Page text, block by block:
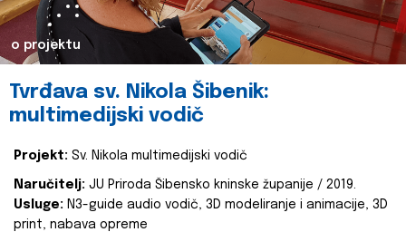
o projektu
Tvrđava sv. Nikola Šibenik:
multimedijski vodič
Projekt: Sv. Nikola multimedijski vodič
Naručitelj: JU Priroda Šibensko kninske županije / 2019.
Usluge: N3-guide audio vodič, 3D modeliranje i animacije, 3D
print, nabava opreme